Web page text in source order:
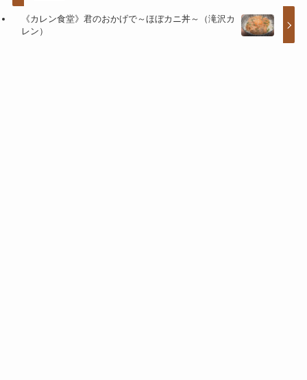
《カレン食堂》君のおかげで～ほぼカニ丼～（滝沢カ
レン）